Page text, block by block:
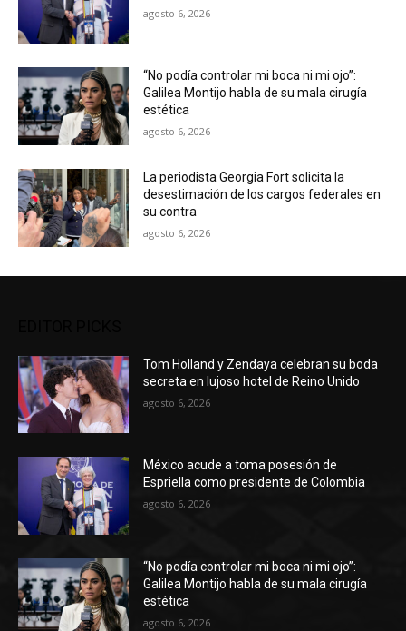
agosto 6, 2026
“No podía controlar mi boca ni mi ojo”:
Galilea Montijo habla de su mala cirugía
estética
agosto 6, 2026
La periodista Georgia Fort solicita la
desestimación de los cargos federales en
su contra
agosto 6, 2026
Tom Holland y Zendaya celebran su boda
secreta en lujoso hotel de Reino Unido
agosto 6, 2026
México acude a toma posesión de
Espriella como presidente de Colombia
agosto 6, 2026
“No podía controlar mi boca ni mi ojo”:
Galilea Montijo habla de su mala cirugía
estética
agosto 6, 2026